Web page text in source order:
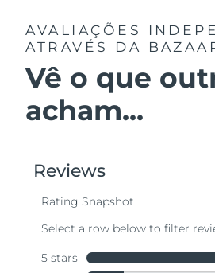
AVALIAÇÕES
ATRAVÉS DA
Vê o que
acham...